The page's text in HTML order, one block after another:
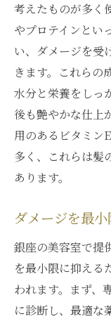
考えたものが多く
やプロテインとい
い、ダメージを受
きます。これらの
水分と栄養をしっ
後も艶やかな仕上
用のあるビタミン
多く、これらは髪
あります。
ダメージを最
銀座の美容室で提
を最小限に抑える
われます。まず、
に診断し、最適な